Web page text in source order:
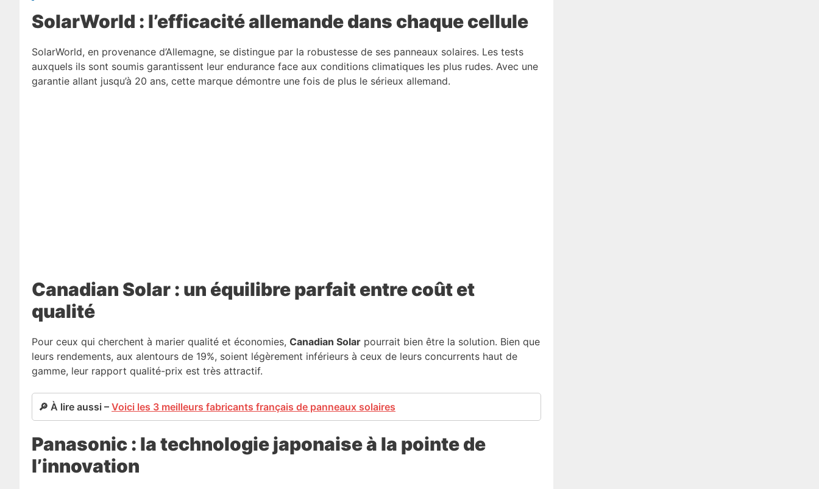
SolarWorld : l’efficacité allemande dans chaque cellule
SolarWorld, en provenance d’Allemagne, se distingue par la robustesse de ses panneaux solaires. Les tests
auxquels ils sont soumis garantissent leur endurance face aux conditions climatiques les plus rudes. Avec une
garantie allant jusqu’à 20 ans, cette marque démontre une fois de plus le sérieux allemand.
Canadian Solar : un équilibre parfait entre coût et
qualité
Pour ceux qui cherchent à marier qualité et économies, Canadian Solar pourrait bien être la solution. Bien que
leurs rendements, aux alentours de 19%, soient légèrement inférieurs à ceux de leurs concurrents haut de
gamme, leur rapport qualité-prix est très attractif.
🔎 À lire aussi – Voici les 3 meilleurs fabricants français de panneaux solaires
Panasonic : la technologie japonaise à la pointe de
l’innovation